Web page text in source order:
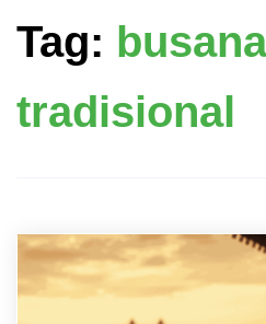
Tag: busana
tradisional